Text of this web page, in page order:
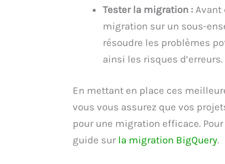
Tester la migration : Avant
migration sur un sous-
résoudre les problèmes
ainsi les risques d’erreurs.
En mettant en place ces
vous vous assurez que vos
pour une migration efficace.
guide sur la migration BigQuery.